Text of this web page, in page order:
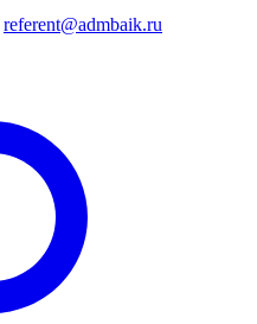
referent@admbaik.ru